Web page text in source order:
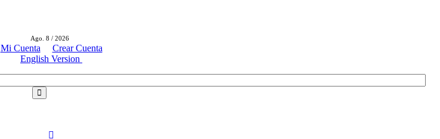
Ago. 8 / 2026
Mi Cuenta
Crear Cuenta
English Version